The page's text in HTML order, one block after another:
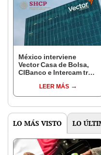
México interviene
Vector Casa de Bolsa,
CIBanco e Intercam tras
presunto lavado de
dinero
LEER MÁS
LO MÁS VISTO LO